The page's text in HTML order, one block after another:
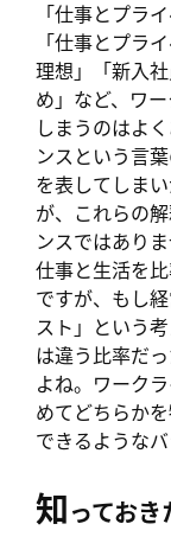
「仕事とプラ
「仕事とプラ
理想」「新入
め」など、ワ
しまうのはよ
ンスという言
を表してしま
が、これらの
ンスではありま
仕事と生活を
ですが、もし
スト」という
は違う比率だ
よね。ワーク
めてどちらか
できるような
知ってお